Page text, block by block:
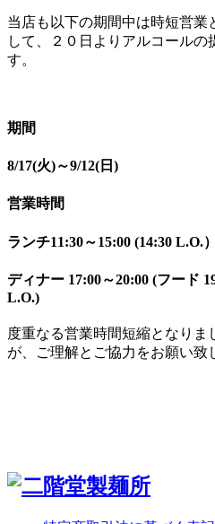
当店も以下の期間中は時短営業
して、２０日よりアルコールの
す。
期間
8/17(火)～9/12(日)
営業時間
ランチ11:30～15:00 (14:30 L.O.）
ディナー 17:00～20:00 (フード
L.O.)
度重なる営業時間短縮となり
が、ご理解とご協力をお願い致